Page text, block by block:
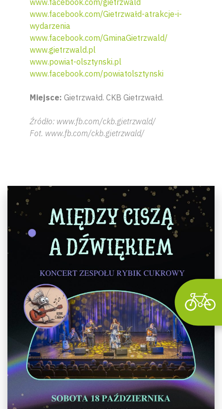
www.facebook.com/Gietrzwałd-atrakcje-i-
wydarzenia
www.facebook.com/GminaGietrzwald/
www.gietrzwald.pl
www.powiat-olsztynski.pl
www.facebook.com/powiatolsztynski
Miejsce: Gietrzwałd. CKB Gietrzwałd.
Źródło: www.fb.com/ckb.gietrzwald/
Fot. www.fb.com/ckb.gietrzwald/